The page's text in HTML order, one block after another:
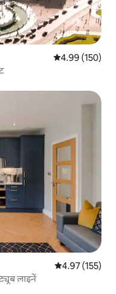
औसत रेटिंग 5 में से
4.99 (150)
औसत रेटिंग 5 में से
4.97 (155)
लाइनें